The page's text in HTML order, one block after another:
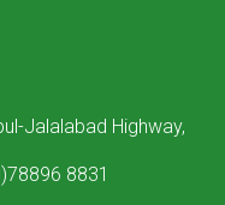
Jalalabad Highway,
8831